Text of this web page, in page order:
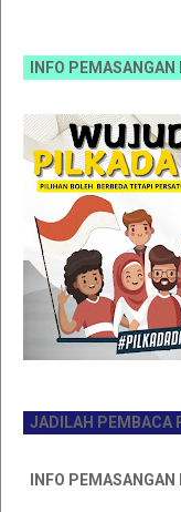
PEMASANGAN
PEMBACA
PEMASANGAN